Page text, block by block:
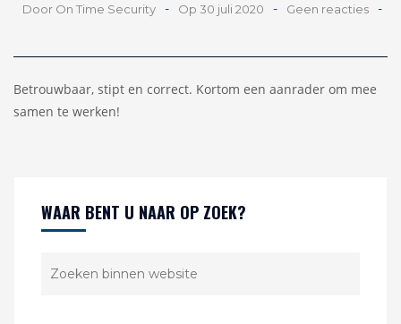
Door On Time Security - Op 30 juli 2020 - Geen reacties -
Betrouwbaar, stipt en correct. Kortom een aanrader om mee
samen te werken!
WAAR BENT U NAAR OP ZOEK?